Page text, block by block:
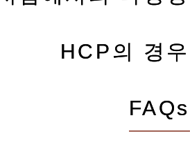
HCP의 경우
FAQs